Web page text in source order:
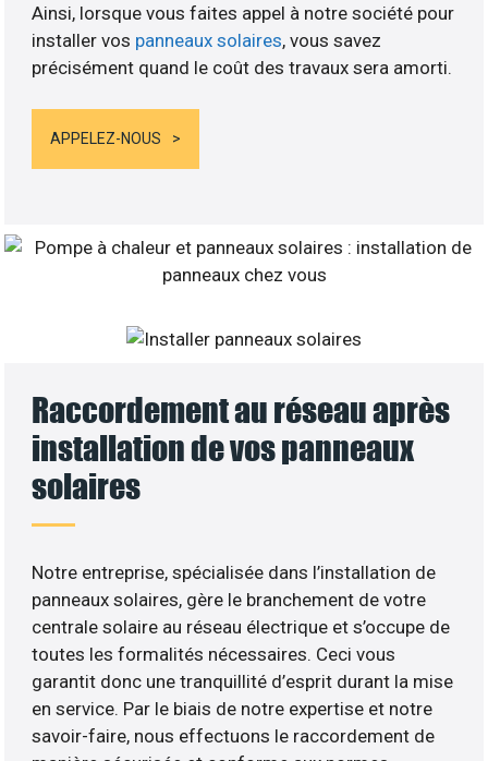
Ainsi, lorsque vous faites appel à notre société pour
installer vos panneaux solaires, vous savez
précisément quand le coût des travaux sera amorti.
APPELEZ-NOUS
Raccordement au réseau après
installation de vos panneaux
solaires
Notre entreprise, spécialisée dans l’installation de
panneaux solaires, gère le branchement de votre
centrale solaire au réseau électrique et s’occupe de
toutes les formalités nécessaires. Ceci vous
garantit donc une tranquillité d’esprit durant la mise
en service. Par le biais de notre expertise et notre
savoir-faire, nous effectuons le raccordement de